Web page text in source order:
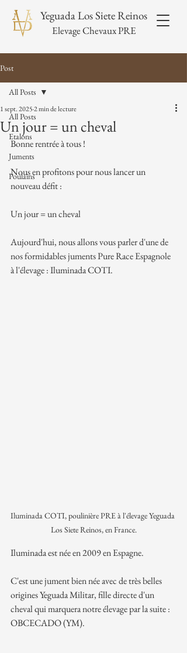
Yeguada Los Siete Reinos
Elevage Chevaux PRE
Post
All Posts
Etalons
Juments
Poulains
All Posts
Un jour = un cheval
1 sept. 20252 min de lecture
Bonne rentrée à tous !
Nous en profitons pour nous lancer un
nouveau défit :
Un jour = un cheval
Aujourd'hui, nous allons vous parler d'une de
nos formidables juments Pure Race Espagnole
à l'élevage : Iluminada COTI.
Iluminada COTI, poulinière PRE à l'élevage Yeguada
Los Siete Reinos, en France.
Iluminada est née en 2009 en Espagne.
C'est une jument bien née avec de très belles
origines Yeguada Militar, fille directe d'un
cheval qui marquera notre élevage par la suite :
OBCECADO (YM).